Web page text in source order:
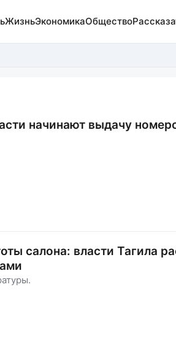
ЖизньЭкономикаОбщество
начинают выдачу
салона: власти Тагила